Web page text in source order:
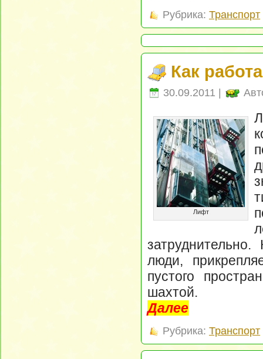
Рубрика: Транспорт
Как
30.09.2011 |
Лифт
люди,
пустого
шахтой.
Далее
Рубрика: Транспорт